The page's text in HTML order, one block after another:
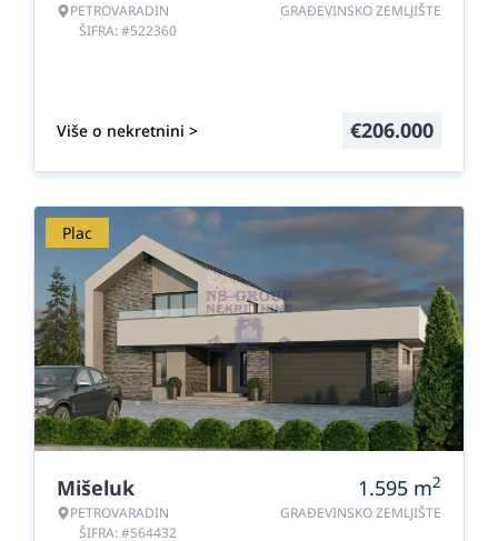
PETROVARADIN
ŠIFRA: #522360
GRAĐEVINSKO ZEMLJIŠTE
Više o nekretnini > €206.000
Plac
Mišeluk
PETROVARADIN
ŠIFRA: #564432
1.595 m2
GRAĐEVINSKO ZEMLJIŠTE